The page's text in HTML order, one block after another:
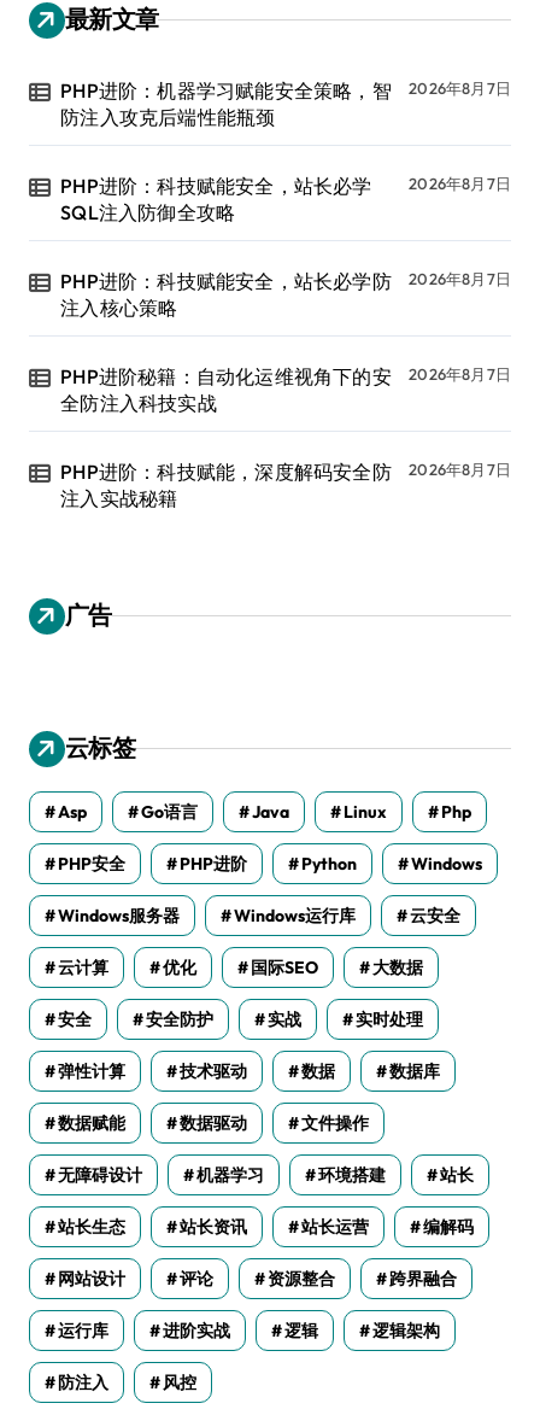
最新文章
PHP进阶：机器学习赋能安全策略，智
防注入攻克后端性能瓶颈
2026年8月7日
PHP进阶：科技赋能安全，站长必学
SQL注入防御全攻略
2026年8月7日
PHP进阶：科技赋能安全，站长必学防
注入核心策略
2026年8月7日
PHP进阶秘籍：自动化运维视角下的安
全防注入科技实战
2026年8月7日
PHP进阶：科技赋能，深度解码安全防
注入实战秘籍
2026年8月7日
广告
云标签
Asp Go语言 Java Linux Php
PHP安全 PHP进阶 Python Windows
Windows服务器 Windows运行库 云安全
云计算 优化 国际SEO 大数据
安全 安全防护 实战 实时处理
弹性计算 技术驱动 数据 数据库
数据赋能 数据驱动 文件操作
无障碍设计 机器学习 环境搭建 站长
站长生态 站长资讯 站长运营 编解码
网站设计 评论 资源整合 跨界融合
运行库 进阶实战 逻辑 逻辑架构
防注入 风控